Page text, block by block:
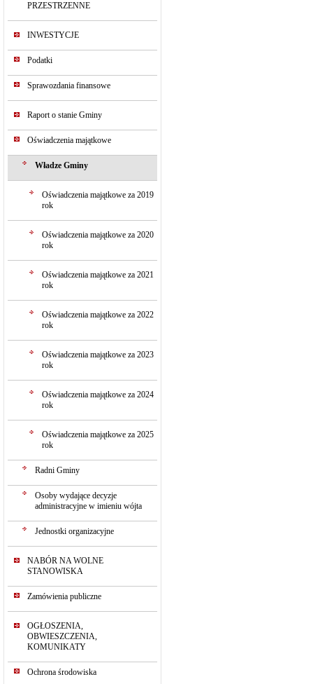
PRZESTRZENNE
INWESTYCJE
Podatki
Sprawozdania finansowe
Raport o stanie Gminy
Oświadczenia majątkowe
Władze Gminy
Oświadczenia majątkowe za 2019
rok
Oświadczenia majątkowe za 2020
rok
Oświadczenia majątkowe za 2021
rok
Oświadczenia majątkowe za 2022
rok
Oświadczenia majątkowe za 2023
rok
Oświadczenia majątkowe za 2024
rok
Oświadczenia majątkowe za 2025
rok
Radni Gminy
Osoby wydające decyzje
administracyjne w imieniu wójta
Jednostki organizacyjne
NABÓR NA WOLNE
STANOWISKA
Zamówienia publiczne
OGŁOSZENIA,
OBWIESZCZENIA,
KOMUNIKATY
Ochrona środowiska